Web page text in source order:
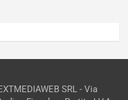
SRL - Via